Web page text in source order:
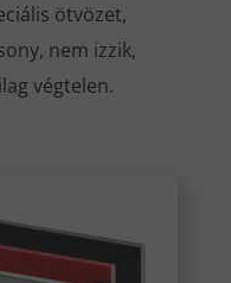
ötvözet,
nem izzik,
végtelen.